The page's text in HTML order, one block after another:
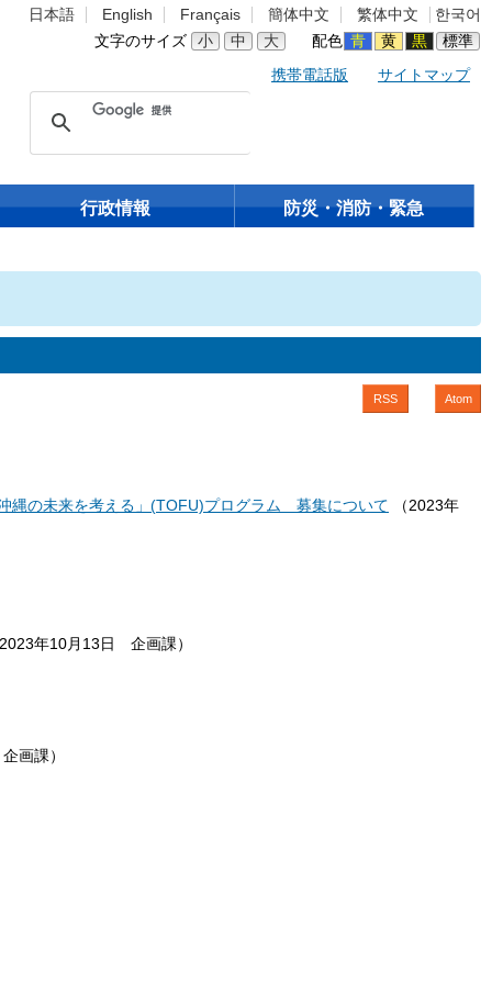
日本語 English Français 簡体中文 繁体中文
한국어
文字のサイズ
小 中 大 配色 青 黄 黒 標準
携帯電話版 サイトマップ
行政情報 防災・消防・緊急
RSS Atom
縄の未来を考える」(TOFU)プログラム 募集について （ 2023年
2023年10月13日 企画課 ）
企画課 ）